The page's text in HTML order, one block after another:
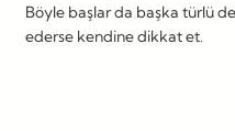
Böyle başlar da başka türlü
ederse kendine dikkat et.